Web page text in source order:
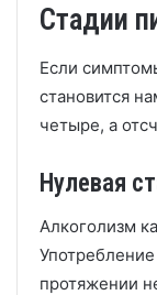
Стадии
Если
становится
четыре, а
Нулевая
Алкоголизм
протяжении